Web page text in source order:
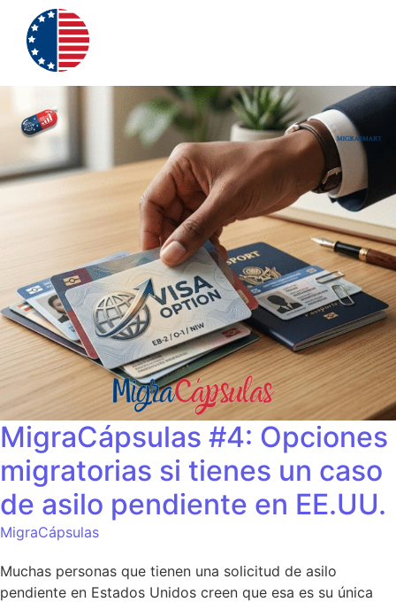
MigraCápsulas #4: Opciones
migratorias si tienes un caso
de asilo pendiente en EE.UU.
MigraCápsulas
Muchas personas que tienen una solicitud de asilo
pendiente en Estados Unidos creen que esa es su única